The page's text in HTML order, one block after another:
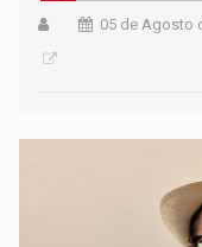
05 de Agosto